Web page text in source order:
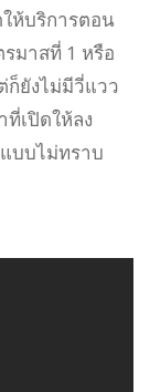
ห้บริการตอน
มาสที่ 1 หรือ
ยังไม่มีวี่แวว
เปิดให้ลง
บบไม่ทราบ